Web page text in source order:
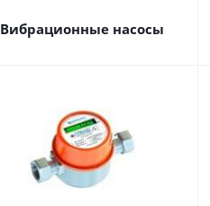
Вибрационные насосы